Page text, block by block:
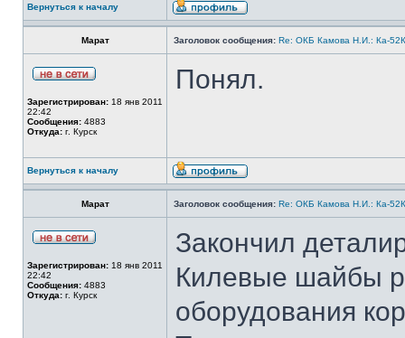
Вернуться к началу
Марат Заголовок сообщения: Re: ОКБ Камова Н.И.: Ка-
Зарегистрирован: 18 янв 2011
22:42
Сообщения: 4883
Откуда: г. Курск
Понял.
Вернуться к началу
Марат Заголовок сообщения: Re: ОКБ Камова Н.И.: Ка-
Зарегистрирован: 18 янв 2011
22:42
Сообщения: 4883
Откуда: г. Курск
Закончил
Килевые шайбы
оборудования